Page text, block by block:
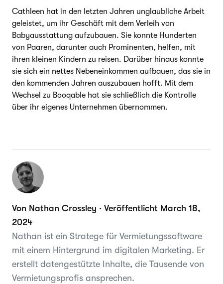
Cathleen hat in den letzten Jahren unglaubliche Arbeit
geleistet, um ihr Geschäft mit dem Verleih von
Babyausstattung aufzubauen. Sie konnte Hunderten
von Paaren, darunter auch Prominenten, helfen, mit
ihren kleinen Kindern zu reisen. Darüber hinaus konnte
sie sich ein nettes Nebeneinkommen aufbauen, das sie in
den kommenden Jahren auszubauen hofft. Mit dem
Wechsel zu Booqable hat sie schließlich die Kontrolle
über ihr eigenes Unternehmen übernommen.
Von Nathan Crossley · Veröffentlicht March 18,
2024
Nathan ist ein Stratege für Vermietungssoftware
mit einem Hintergrund im digitalen Marketing. Er
erstellt datengestützte Inhalte, die Tausende von
Vermietungsprofis ansprechen.